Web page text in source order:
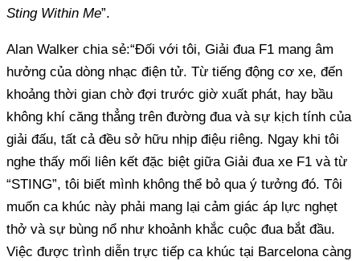
Sting Within Me”.
Alan Walker chia sẻ:“Đối với tôi, Giải đua F1 mang âm
hưởng của dòng nhạc điện tử. Từ tiếng động cơ xe, đến
khoảng thời gian chờ đợi trước giờ xuất phát, hay bầu
không khí căng thẳng trên đường đua và sự kịch tính của
giải đấu, tất cả đều sở hữu nhịp điệu riêng. Ngay khi tôi
nghe thấy mối liên kết đặc biệt giữa Giải đua xe F1 và từ
“STING”, tôi biết mình không thể bỏ qua ý tưởng đó. Tôi
muốn ca khúc này phải mang lại cảm giác áp lực nghẹt
thở và sự bùng nổ như khoảnh khắc cuộc đua bắt đầu.
Việc được trình diễn trực tiếp ca khúc tại Barcelona càng